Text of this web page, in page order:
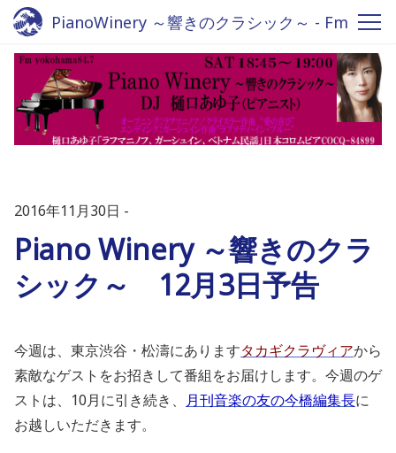
PianoWinery ～響きのクラシック～ - Fm
yokohama 84.7
2016年11月30日
Piano Winery ～響きのクラ
シック～ 12月3日予告
今週は、東京渋谷・松濤にありますタカギクラヴィアから
素敵なゲストをお招きして番組をお届けします。今週のゲ
ストは、10月に引き続き、 月刊音楽の友の今橋編集長に
お越しいただきます。